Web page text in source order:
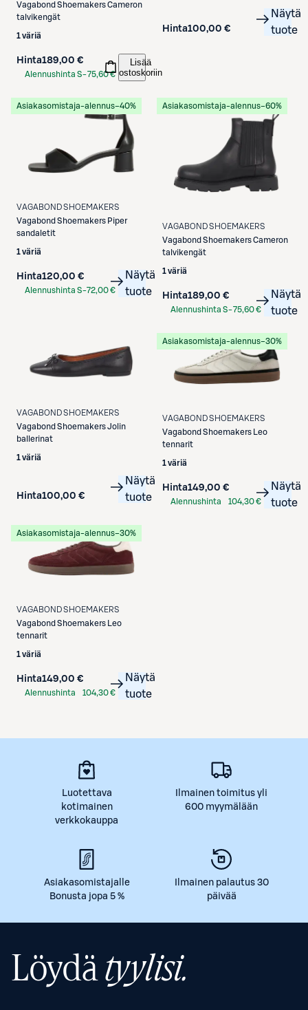
Vagabond ShoemakersCameron
talvikengät
1 väriä
Hinta189,00 €
Alennushinta S-75,60 €
Lisää
ostoskoriin
Hinta100,00 €
Näytä
tuote
Asiakasomistaja-alennus−40%
VAGABOND SHOEMAKERS
Vagabond Shoemakers Piper
sandaletit
1 väriä
Hinta120,00 €
Alennushinta S-72,00 €
Näytä
tuote
Asiakasomistaja-alennus−60%
VAGABOND SHOEMAKERS
Vagabond ShoemakersCameron
talvikengät
1 väriä
Hinta189,00 €
Alennushinta S-75,60 €
Näytä
tuote
VAGABOND SHOEMAKERS
Vagabond ShoemakersJolin
ballerinat
1 väriä
Hinta100,00 €
Näytä
tuote
Asiakasomistaja-alennus−30%
VAGABOND SHOEMAKERS
Vagabond Shoemakers
Leo
tennarit
1 väriä
Hinta149,00 €
Alennushinta
104,30 €
Näytä
tuote
Asiakasomistaja-alennus−30%
VAGABOND SHOEMAKERS
Vagabond Shoemakers
Leo
tennarit
1 väriä
Hinta149,00 €
Alennushinta
104,30 €
Näytä
tuote
Luotettava
kotimainen
verkkokauppa
Ilmainen toimitus yli
600 myymälään
Asiakasomistajalle
Bonusta jopa 5 %
Ilmainen palautus 30
päivää
Löydätyylisi.